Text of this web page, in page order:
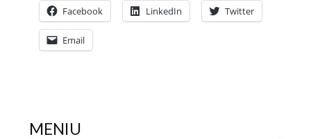
Facebook LinkedIn Twitter
Email
MENIU